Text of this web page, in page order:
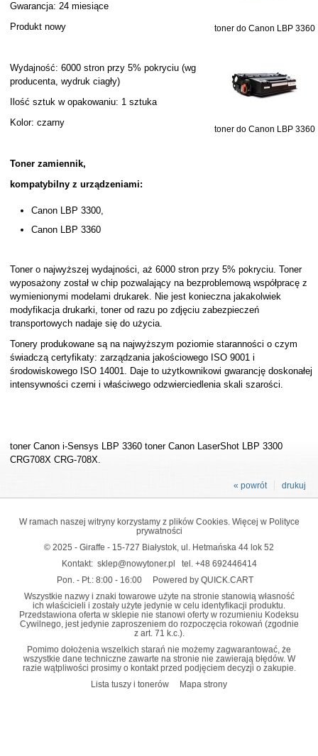
toner do Canon LBP 3360
toner do Canon LBP 3360
Gwarancja: 24 miesiące
Produkt nowy
Wydajność: 6000 stron przy 5% pokryciu (wg
producenta, wydruk ciagły)
Ilość sztuk w opakowaniu: 1 sztuka
Kolor: czarny
Toner zamiennik,
kompatybilny z urządzeniami:
Canon LBP 3300,
Canon LBP 3360
Toner o najwyższej wydajności, aż 6000 stron przy 5% pokryciu. Toner
wyposażony został w chip pozwalający na bezproblemową współpracę z
wymienionymi modelami drukarek. Nie jest konieczna jakakolwiek
modyfikacja drukarki, toner od razu po zdjęciu zabezpieczeń
transportowych nadaje się do użycia.
Tonery produkowane są na najwyższym poziomie staranności o czym
świadczą certyfikaty: zarządzania jakościowego ISO 9001 i
środowiskowego ISO 14001. Daje to użytkownikowi gwarancję doskonałej
intensywności czerni i właściwego odzwierciedlenia skali szarości.
toner Canon i-Sensys LBP 3360 toner Canon LaserShot LBP 3300
CRG708X CRG-708X.
drukuj
« powrót
W ramach naszej witryny korzystamy z plików Cookies. Więcej w Polityce
prywatności
© 2025 - Giraffe - 15-727 Białystok, ul. Hetmańska 44 lok 52
Kontakt: sklep@nowytoner.pl tel. +48 692446414
Pon. - Pt.: 8:00 - 16:00
Powered by QUICK.CART
Wszystkie nazwy i znaki towarowe użyte na stronie stanowią własność
ich właścicieli i zostały użyte jedynie w celu identyfikacji produktu.
Przedstawiona oferta w sklepie nie stanowi oferty w rozumieniu Kodeksu
Cywilnego, jest jedynie zaproszeniem do rozpoczęcia rokowań (zgodnie
z art. 71 k.c.).
Pomimo dołożenia wszelkich starań nie możemy zagwarantować, że
wszystkie dane techniczne zawarte na stronie nie zawierają błędów. W
razie wątpliwości prosimy o kontakt przed podjęciem decyzji o zakupie.
Lista tuszy i tonerów
Mapa strony